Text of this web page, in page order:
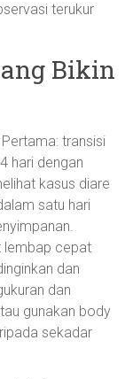
terukur
Bikin
transisi
hari dengan
kasus diare
satu hari
lembap cepat
dan
dan
gunakan body
sekadar